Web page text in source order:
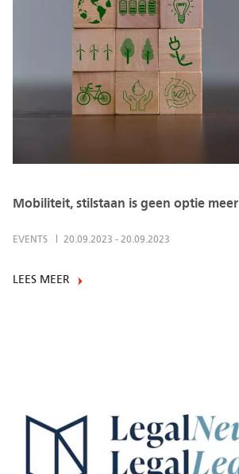
Mobiliteit, stilstaan is geen optie meer
EVENTS 20.09.2023 - 20.09.2023
LEES MEER